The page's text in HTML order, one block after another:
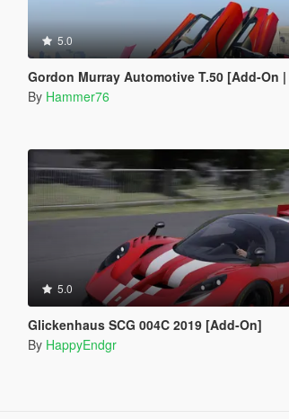
5.0
Gordon Murray Automotive T.50 [Add-On | Legacy |
By Hammer76
5.0
Glickenhaus SCG 004C 2019 [Add-On]
By HappyEndgr